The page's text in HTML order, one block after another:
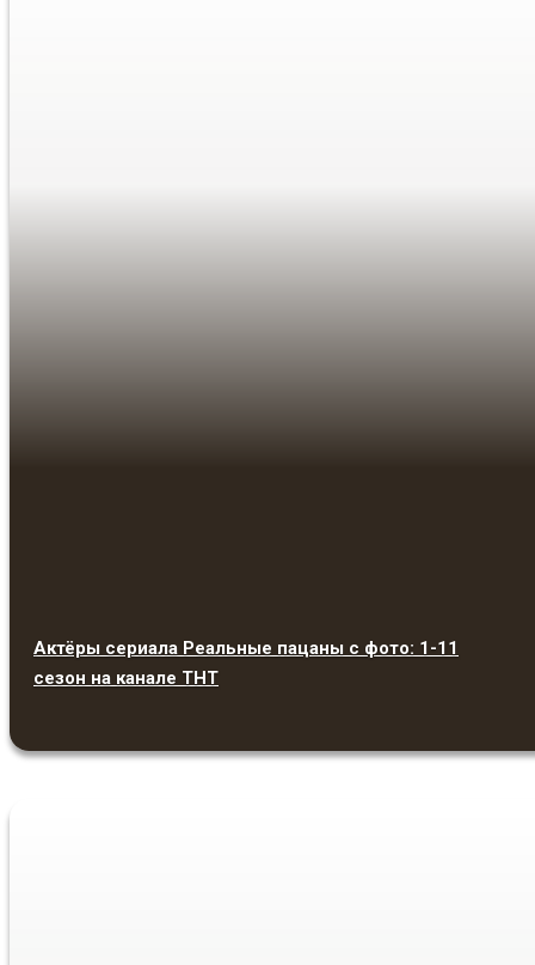
Актёры сериала Реальные пацаны с фото: 1-11
сезон на канале ТНТ